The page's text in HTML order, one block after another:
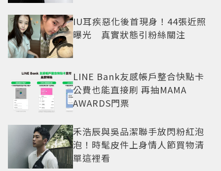
IU耳疾惡化後首現身！44張近照
曝光 真實狀態引粉絲關注
LINE Bank友感帳戶整合快點卡
公費也能直接刷 再抽MAMA
AWARDS門票
禾浩辰與吳品潔聯手放閃粉紅泡
泡！時髦皮件上身情人節買物清
單這裡看